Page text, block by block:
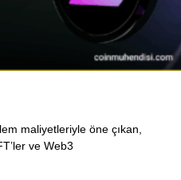
maliyetleriyle öne çıkan,
ve Web3